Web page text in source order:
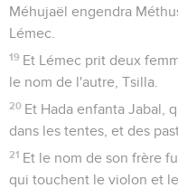
Méhujaël engendra
Lémec.
19 Et Lémec prit deux
le nom de l'autre, Tsilla.
20 Et Hada enfanta Jabal,
dans les tentes, et des
21 Et le nom de son frère
qui touchent le violon et